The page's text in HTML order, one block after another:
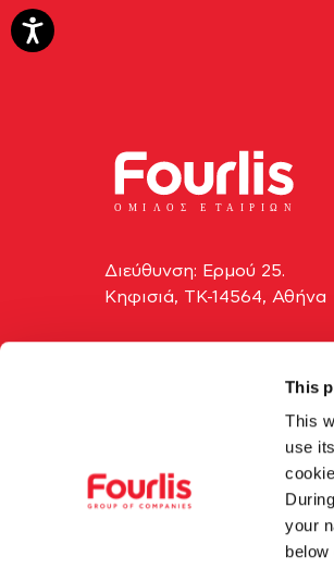
This
This
use
your
ΟΜΙ Λ Ο Σ Ε Τ ΑΙΡΙΩΝ
Διεύθυνση: Ερμού 25.
Κηφισιά, ΤΚ-14564, Αθήνα
info@fourlis.gr